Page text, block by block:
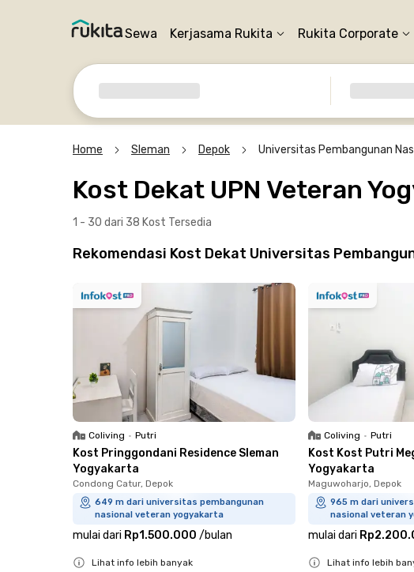
Sewa Kerjasama Rukita Rukita Corporate
Home Sleman Depok Universitas Pembangunan
Kost Dekat UPN Veteran
1 - 30 dari 38 Kost Tersedia
Rekomendasi Kost Dekat Universitas
Coliving • Putri
Kost Pringgondani Residence Sleman
Yogyakarta
Condong Catur, Depok
649 m dari universitas pembangunan
nasional veteran yogyakarta
mulai dari Rp1.500.000 /bulan
Lihat info lebih banyak
Coliving • Putri
Kost Kost Putri
Yogyakarta
Maguwoharjo, Depok
965 m dari
nasional veteran
mulai dari
Lihat info lebih